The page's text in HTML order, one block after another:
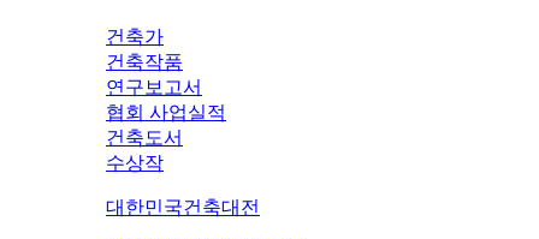
건축가
건축작품
연구보고서
협회 사업실적
건축도서
수상작
대한민국건축대전